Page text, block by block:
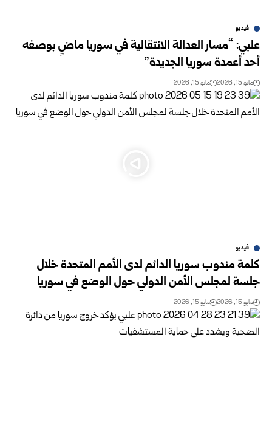
فيديو
علبي: “مسار العدالة الانتقالية في سوريا ماضٍ بوصفه
أحد أعمدة سوريا الجديدة”
مايو 15, 2026 مايو 15, 2026
فيديو
كلمة مندوب سوريا الدائم لدى الأمم المتحدة خلال
جلسة لمجلس الأمن الدولي حول الوضع في سوريا
مايو 15, 2026 مايو 15, 2026